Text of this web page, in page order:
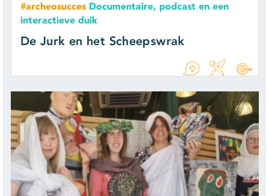
#archeosucces Documentaire, podcast en een
interactieve duik
De Jurk en het Scheepswrak